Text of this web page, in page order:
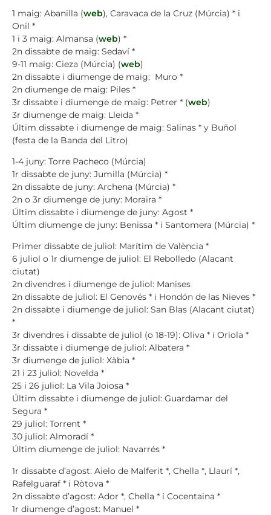
1 maig: Abanilla (web), Caravaca de la Cruz (Múrcia) * i
Onil *
1 i 3 maig: Almansa (web) *
2n dissabte de maig: Sedaví *
9-11 maig: Cieza (Múrcia) (web)
2n dissabte i diumenge de maig: Muro *
2n diumenge de maig: Piles *
3r dissabte i diumenge de maig: Petrer * (web)
3r diumenge de maig: Lleida *
Últim dissabte i diumenge de maig: Salinas * y Buñol
(festa de la Banda del Litro)
1-4 juny: Torre Pacheco (Múrcia)
1r dissabte de juny: Jumilla (Múrcia) *
2n dissabte de juny: Archena (Múrcia) *
2n o 3r diumenge de juny: Moraira *
Últim dissabte i diumenge de juny: Agost *
Últim diumenge de juny: Benissa * i Santomera (Múrcia) *
Primer dissabte de juliol: Marítim de València *
6 juliol o 1r diumenge de juliol: El Rebolledo (Alacant
ciutat)
2n divendres i diumenge de juliol: Manises
2n dissabte de juliol: El Genovés * i Hondón de las Nieves *
2n dissabte i diumenge de juliol: San Blas (Alacant ciutat)
*
3r divendres i dissabte de juliol (o 18-19): Oliva * i Oriola *
3r dissabte i diumenge de juliol: Albatera *
3r diumenge de juliol: Xàbia *
21 i 23 juliol: Novelda *
25 i 26 juliol: La Vila Joiosa *
Últim dissabte i diumenge de juliol: Guardamar del
Segura *
29 juliol: Torrent *
30 juliol: Almoradí *
Últim diumenge de juliol: Navarrés *
1r dissabte d’agost: Aielo de Malferit *, Chella *, Llaurí *,
Rafelguaraf * i Ròtova *
2n dissabte d’agost: Ador *, Chella * i Cocentaina *
1r diumenge d’agost: Manuel *